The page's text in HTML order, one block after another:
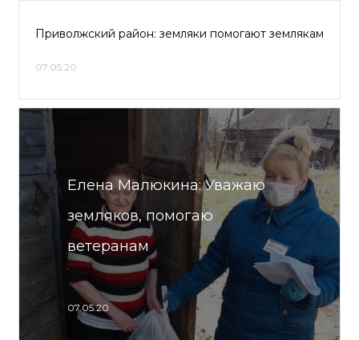
Приволжский район: земляки помогают землякам
07.05.20
Елена Малюкина: Уважаю
земляков, помогаю
ветеранам
07.05.20